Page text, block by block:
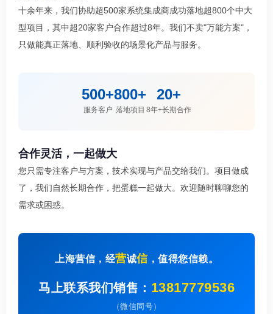
十余年来，我们协助超500家系统集成商成功落地超800个中大
型项目，其中超20家客户合作超过8年。我们不卖"万能方案"，
只做能真正落地、顺利验收的场景化产品与服务。
500+
服务客户
800+
落地项目
20+
8年+长期合作
合作灵活，一起做大
您只需专注客户与方案，技术实现与产品交给我们。项目做成
了，我们自然长期合作，把蛋糕一起做大。欢迎随时聊聊您的
需求或困惑。
上海营信，经营诚信，值得您信赖。
马上联系我们销售： 13817779536
（微信同号）